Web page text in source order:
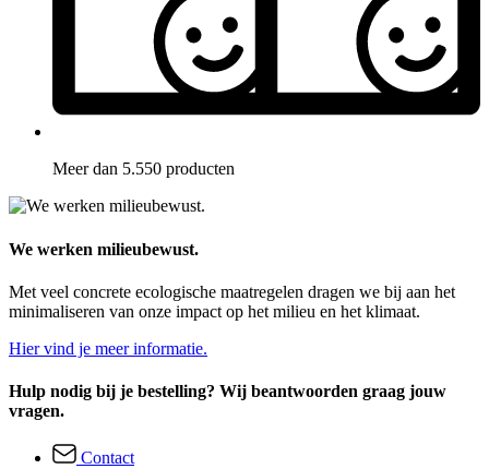
Meer dan 5.550 producten
We werken milieubewust.
Met veel concrete ecologische maatregelen dragen we bij aan het
minimaliseren van onze impact op het milieu en het klimaat.
Hier vind je meer informatie.
Hulp nodig bij je bestelling? Wij beantwoorden graag jouw
vragen.
Contact